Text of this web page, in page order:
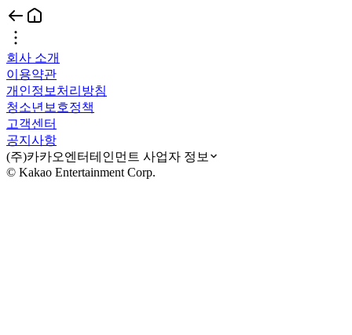
회사 소개
이용약관
개인정보처리방침
청소년보호정책
고객센터
공지사항
(주)카카오엔터테인먼트 사업자 정보
© Kakao Entertainment Corp.